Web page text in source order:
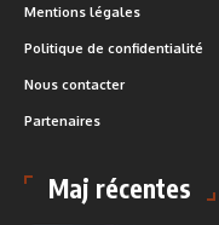
Mentions légales
Politique de confidentialité
Nous contacter
Partenaires
Maj récentes